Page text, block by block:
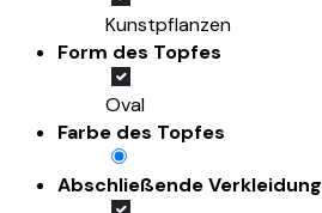
Kunstpflanzen
Form des Topfes
Oval
Farbe des Topfes
Abschließende Verkleidung